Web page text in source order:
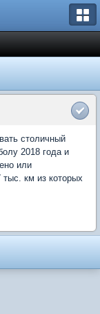
столичный
2018 года и
или
км из которых